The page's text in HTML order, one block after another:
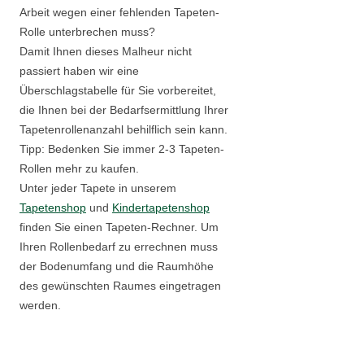
Arbeit wegen einer fehlenden Tapeten-
Rolle unterbrechen muss?
Damit Ihnen dieses Malheur nicht
passiert haben wir eine
Überschlagstabelle für Sie vorbereitet,
die Ihnen bei der Bedarfsermittlung Ihrer
Tapetenrollenanzahl behilflich sein kann.
Tipp: Bedenken Sie immer 2-3 Tapeten-
Rollen mehr zu kaufen.
Unter jeder Tapete in unserem
Tapetenshop und Kindertapetenshop
finden Sie einen Tapeten-Rechner. Um
Ihren Rollenbedarf zu errechnen muss
der Bodenumfang und die Raumhöhe
des gewünschten Raumes eingetragen
werden.